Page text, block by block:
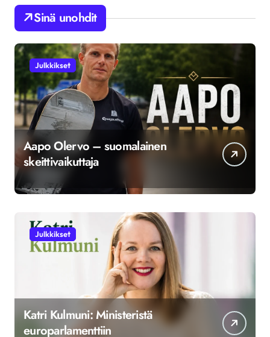
Sinä unohdit
Julkkikset
Aapo Olervo – suomalainen
skeittivaikuttaja
Julkkikset
Katri Kulmuni: Ministeristä
europarlamenttiin